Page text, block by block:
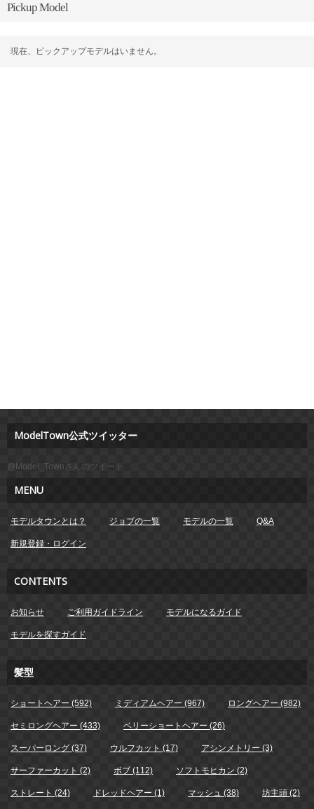
Pickup Model
現在、ピックアップモデルはいません。
ModelTown公式ツイッター
@Model_Townさんのツイート
MENU
モデルタウンとは？ ジョブの一覧 モデルの一覧 Q&A
新規登録・ログイン
CONTENTS
お知らせ ご利用ガイドライン モデルになるガイド
モデルを探すガイド
髪型
ショートヘアー (592) ミディアムヘアー (967) ロングヘアー (982)
セミロングヘアー (433) ベリーショートヘアー (26)
スーパーロング (37) ウルフカット (17) アシンメトリー (3)
サーファーカット (2) ボブ (112) ソフトモヒカン (2)
ストレート (24) ドレッドヘアー (1) マッシュ (38) 坊主頭 (2)